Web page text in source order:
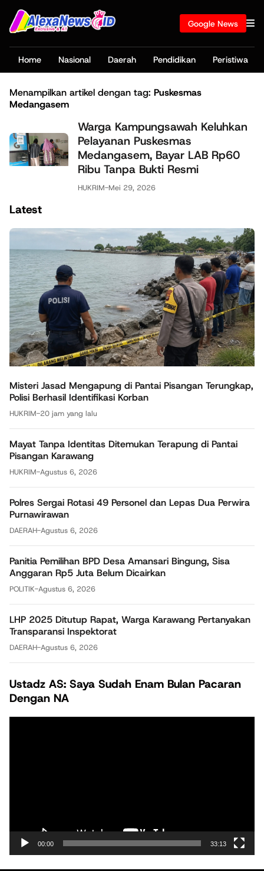
Google News
Home Nasional Daerah Pendidikan Peristiwa
Menampilkan artikel dengan tag: Puskesmas
Medangasem
Warga Kampungsawah Keluhkan
Pelayanan Puskesmas
Medangasem, Bayar LAB Rp60
Ribu Tanpa Bukti Resmi
HUKRIM-Mei 29, 2026
Latest
Misteri Jasad Mengapung di Pantai Pisangan Terungkap,
Polisi Berhasil Identifikasi Korban
HUKRIM-20 jam yang lalu
Mayat Tanpa Identitas Ditemukan Terapung di Pantai
Pisangan Karawang
HUKRIM-Agustus 6, 2026
Polres Sergai Rotasi 49 Personel dan Lepas Dua Perwira
Purnawirawan
DAERAH-Agustus 6, 2026
Panitia Pemilihan BPD Desa Amansari Bingung, Sisa
Anggaran Rp5 Juta Belum Dicairkan
POLITIK-Agustus 6, 2026
LHP 2025 Ditutup Rapat, Warga Karawang Pertanyakan
Transparansi Inspektorat
DAERAH-Agustus 6, 2026
Ustadz AS: Saya Sudah Enam Bulan Pacaran
Dengan NA
00:00 33:13